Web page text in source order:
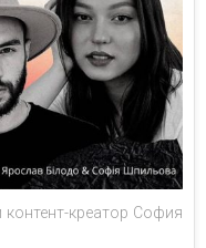
креатор София